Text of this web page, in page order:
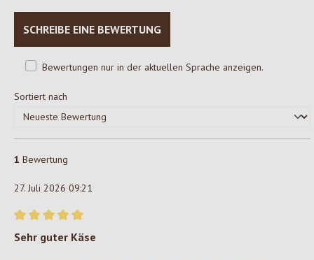
SCHREIBE EINE BEWERTUNG
Bewertungen nur in der aktuellen Sprache anzeigen.
Sortiert nach
1 Bewertung
27. Juli 2026 09:21
Bewertung mit 5 von 5 Sternen
Sehr guter Käse